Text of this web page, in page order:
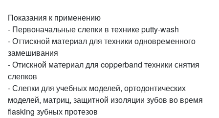
Показания к применению
- Первоначальные слепки в технике putty-wash
- Оттискной материал для техники одновременного
замешивания
- Отискной материал для copperband техники снятия
слепков
- Слепки для учебных моделей, ортодонтических
моделей, матриц, защитной изоляции зубов во время
flasking зубных протезов